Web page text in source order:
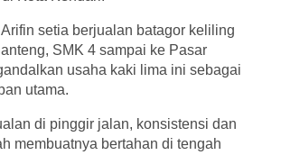
setia berjualan batagor keliling
SMK 4 sampai ke Pasar
usaha kaki lima ini sebagai
utama.
di pinggir jalan, konsistensi dan
membuatnya bertahan di tengah